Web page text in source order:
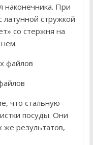
наконечника. При
латунной стружкой
со стержня на
что стальную
посуды. Они
же результатов,